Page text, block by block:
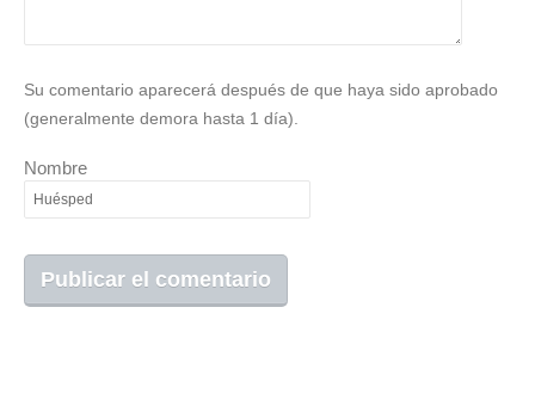
Su comentario aparecerá después de que haya sido aprobado
(generalmente demora hasta 1 día).
Nombre